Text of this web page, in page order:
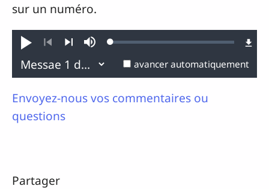
sur un numéro.
Jouer
PrécédentSuivant
SourdineLoaded:
avancer automatiquement
Envoyez-nous vos commentaires ou
questions
Partager